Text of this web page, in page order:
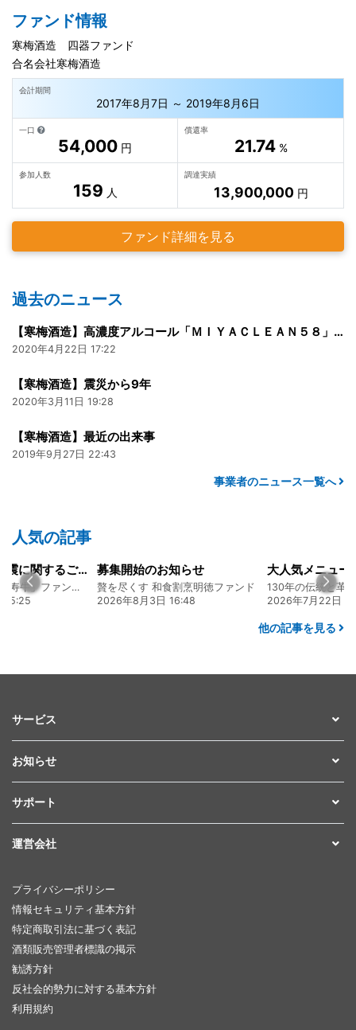
ファンド情報
寒梅酒造 四器ファンド
合名会社寒梅酒造
会計期間
2017年8月7日 ～ 2019年8月6日
一口
54,000 円
償還率
21.74%
参加人数
159 人
調達実績
13,900,000円
ファンド詳細を見る
過去のニュース
【寒梅酒造】高濃度アルコール「ＭＩＹＡＣＬＥＡＮ５８」300ml
2020年4月22日 17:22
【寒梅酒造】震災から9年
2020年3月11日 19:28
【寒梅酒造】最近の出来事
2019年9月27日 22:43
事業者のニュース一覧へ
人気の記事
令和8年熊本地震に関するご報告
熊本 あか牛「延寿牛」ファンド2026
募集開始のお知らせ
贅を尽くす 和食割烹明徳ファンド
2026年8月3日 16:48
2026年7月22日 08:10
他の記事を見る
サービス
お知らせ
サポート
運営会社
プライバシーポリシー
情報セキュリティ基本方針
特定商取引法に基づく表記
酒類販売管理者標識の掲示
勧誘方針
反社会的勢力に対する基本方針
利用規約